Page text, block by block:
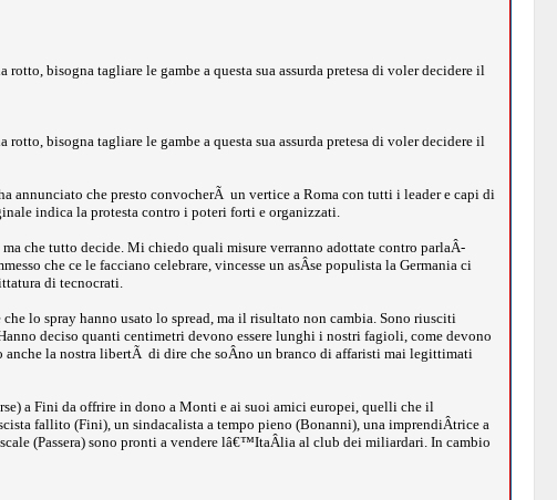
bisogna tagliare le gambe a questa sua assurda pretesa di voler decidere il
bisogna tagliare le gambe a questa sua assurda pretesa di voler decidere il
che presto convocherÃ un vertice a Roma con tutti i leader e capi di
indica la protesta contro i poteri forti e organizzati.
che tutto decide. Mi chiedo quali misure verranno adottate contro parlaÂ­
che ce le facciano celebrare, vincesse un asÂ­se populista la Germania ci
di tecnocrati.
lo spray hanno usato lo spread, ma il risultato non cambia. Sono riusciti
deciso quanti centimetri devono essere lunghi i nostri fagioli, come devono
la nostra libertÃ di dire che soÂ­no un branco di affaristi mai legittimati
a Fini da offrire in dono a Monti e ai suoi amici europei, quelli che il
fallito (Fini), un sindacalista a tempo pieno (Bonanni), una imprendiÂ­trice a
(Passera) sono pronti a vendere lâ€™ItaÂ­lia al club dei miliardari. In cambio